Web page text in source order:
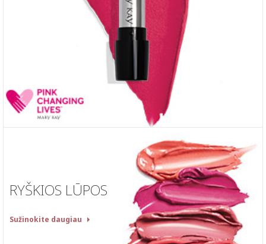
RYŠKIOS LŪPOS
Sužinokite daugiau